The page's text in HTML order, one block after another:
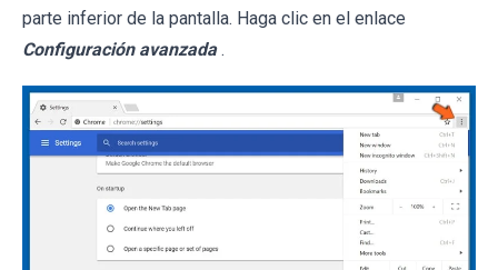
parte inferior de la pantalla. Haga clic en el enlace
Configuración avanzada .